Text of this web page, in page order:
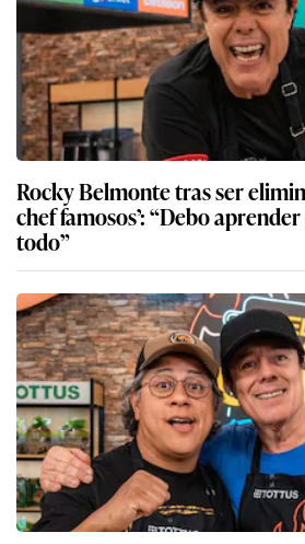
Rocky Belmonte tras ser
chef famosos’: “Debo
todo”